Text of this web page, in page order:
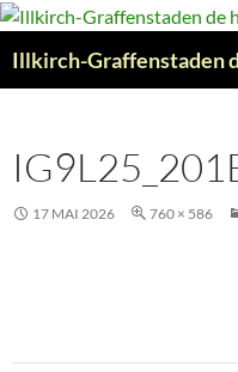
Aller
contenu
Illkirch-Graffenstaden
17 MAI 2026 760 × 586